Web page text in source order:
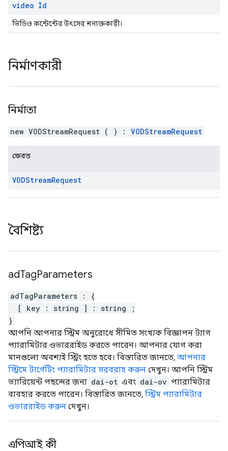
video Id
ভিডিও কন্টেন্টের উৎসের শনাক্তকারী।
নির্মাণকারী
নির্মাতা
new VODStreamRequest ( ) : VODStreamRequest
ফেরত
VODStreamRequest
বৈশিষ্ট্য
adTagParameters
adTagParameters :
{
[ key : string ] : string
;
}
আপনি আপনার স্ট্রিম অনুরোধে সীমিত সংখ্যক বিজ্ঞাপন ট্যাগ
প্যারামিটার ওভাররাইড করতে পারেন। আপনার যোগ করা
মানগুলো অবশ্যই স্ট্রিং হতে হবে। বিস্তারিত জানতে, আপনার
স্ট্রিমে টার্গেটিং প্যারামিটার সরবরাহ করুন দেখুন। আপনি স্ট্রিম
ভ্যারিয়েন্ট পছন্দের জন্য dai-ot এবং dai-ov প্যারামিটার
ব্যবহার করতে পারেন। বিস্তারিত জানতে, স্ট্রিম প্যারামিটার
ওভাররাইড করুন দেখুন।
এপিআই কী